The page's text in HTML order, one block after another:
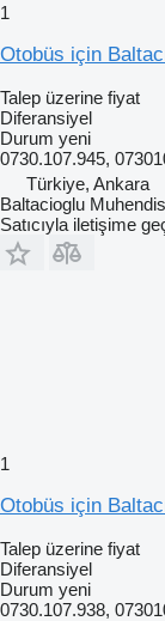
1
Otobüs için
Talep üzerine fiyat
Diferansiyel
Durum yeni
0730.107.945,
Türkiye, Ankara
Baltacioglu
Satıcıyla iletişime
1
Otobüs için
Talep üzerine fiyat
Diferansiyel
Durum yeni
0730.107.938,